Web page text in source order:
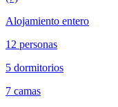
Alojamiento entero
12 personas
5 dormitorios
7 camas